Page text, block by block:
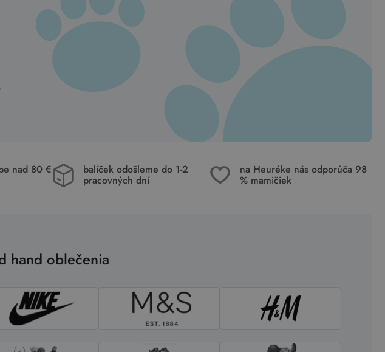
nad 80 € balíček odošleme do 1-2
pracovných dní
na Heuréke nás odporúča 98
% mamičiek
hand oblečenia